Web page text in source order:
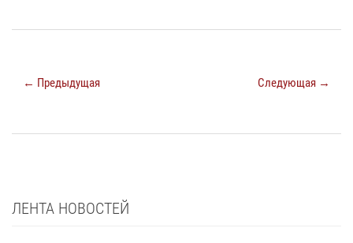
← Предыдущая Следующая →
ЛЕНТА НОВОСТЕЙ